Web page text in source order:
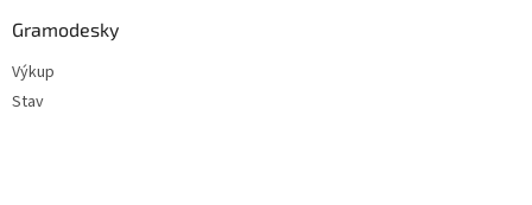
Gramodesky
Výkup
Stav